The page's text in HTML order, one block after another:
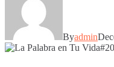
Byadmin